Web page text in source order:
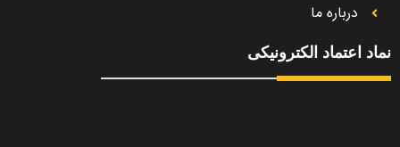
درباره ما
نماد اعتماد الکترونیکی